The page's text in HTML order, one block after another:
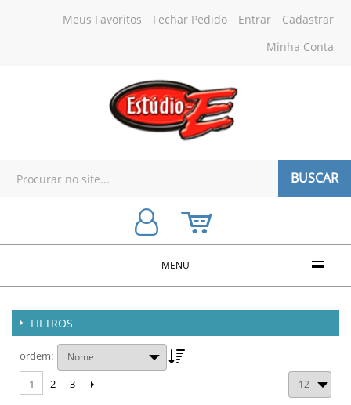
Cadastrar
Entrar
Fechar Pedido
Meus Favoritos
Minha Conta
BUSCAR
MENU
FILTROS
ordem
1
2 3